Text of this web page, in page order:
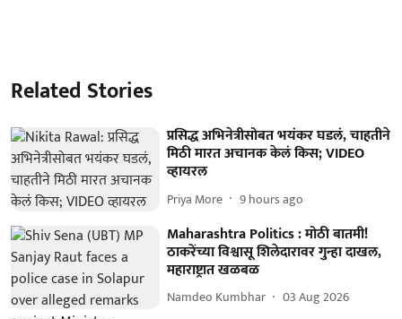
Related Stories
प्रसिद्ध अभिनेत्रीसोबत भयंकर घडलं, चाहतीने
मिठी मारत अचानक केलं किस; VIDEO
व्हायरल
Priya More 9 hours ago
Maharashtra Politics : मोठी बातमी!
ठाकरेंच्या विश्वासू शिलेदारावर गुन्हा दाखल,
महाराष्ट्रात खळबळ
Namdeo Kumbhar 03 Aug 2026